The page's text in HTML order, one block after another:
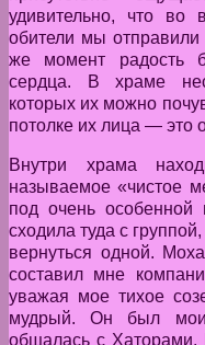
удивительно, что во
обители мы
же момент радость
сердца. В храме
которых их можно
потолке их лица — это
Внутри храма
называемое «чистое
под очень особенной
сходила туда с
вернуться одной.
составил мне
уважая мое тихое
мудрый. Он был
общалась с